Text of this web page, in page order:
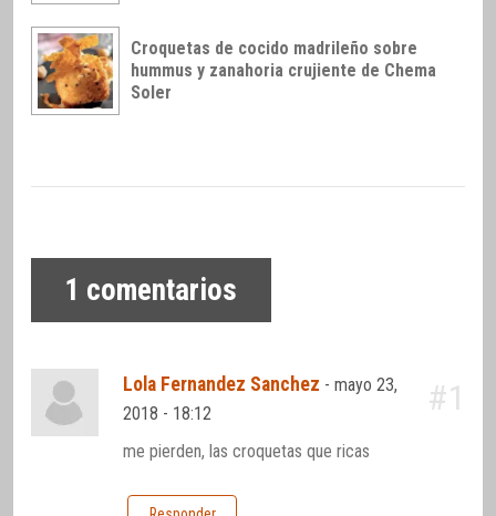
Croquetas de cocido madrileño sobre
hummus y zanahoria crujiente de Chema
Soler
1 comentarios
Lola Fernandez Sanchez -mayo 23,
2018 - 18:12
#1
me pierden, las croquetas que ricas